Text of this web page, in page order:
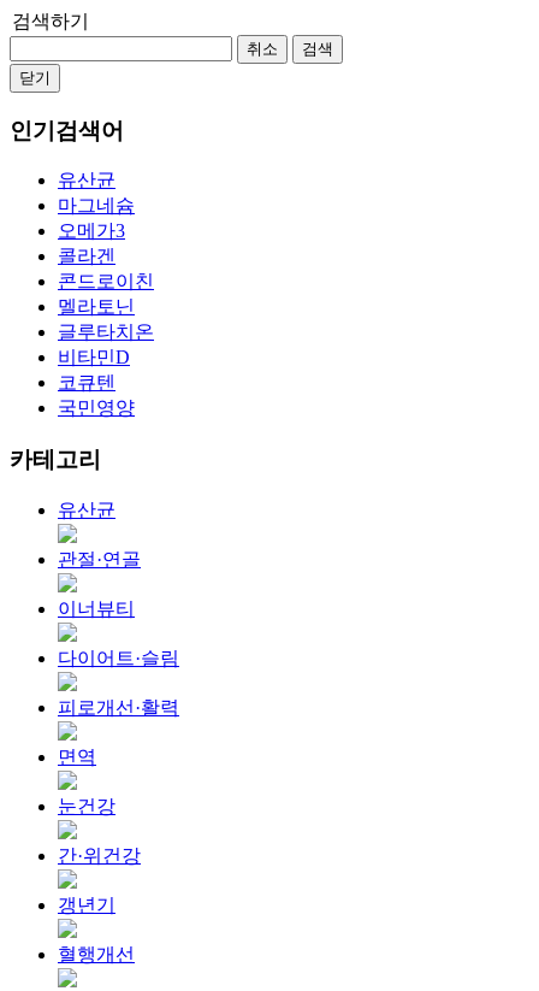
검색하기
취소
검색
닫기
인기검색어
유산균
마그네슘
오메가3
콜라겐
콘드로이친
멜라토닌
글루타치온
비타민D
코큐텐
국민영양
카테고리
유산균
관절·연골
이너뷰티
다이어트·슬림
피로개선·활력
면역
눈건강
간·위건강
갱년기
혈행개선